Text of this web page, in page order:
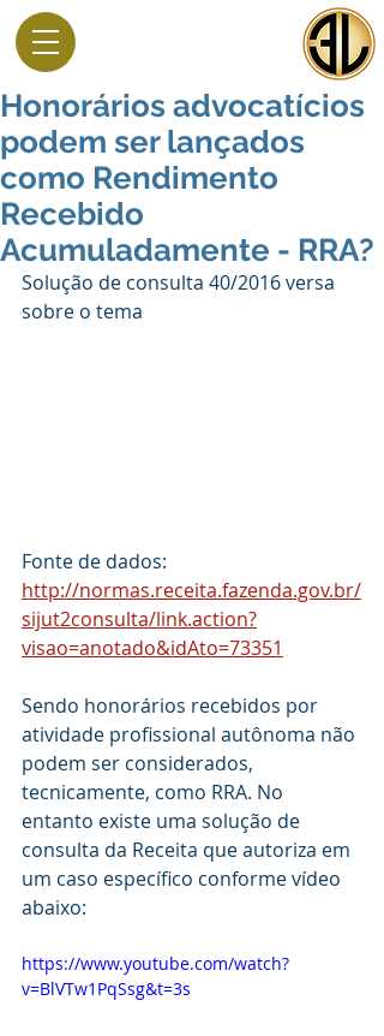
Honorários advocatícios
podem ser lançados
como Rendimento
Recebido
Acumuladamente - RRA?
Solução de consulta 40/2016 versa
sobre o tema
Fonte de dados:
http://normas.receita.fazenda.gov.br/
sijut2consulta/link.action?
visao=anotado&idAto=73351
Sendo honorários recebidos por
atividade profissional autônoma não
podem ser considerados,
tecnicamente, como RRA. No
entanto existe uma solução de
consulta da Receita que autoriza em
um caso específico conforme vídeo
abaixo:
https://www.youtube.com/watch?
v=BlVTw1PqSsg&t=3s